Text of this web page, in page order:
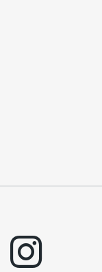
instagram